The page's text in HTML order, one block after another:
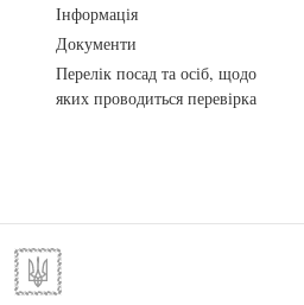
Інформація
Документи
Перелік посад та осіб, щодо
яких проводиться перевірка